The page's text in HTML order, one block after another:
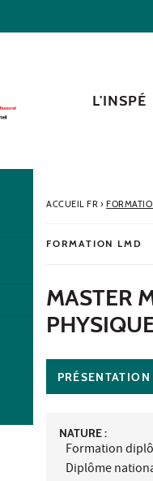
L'INSPÉ
ACCUEIL FR›
FORMATION LMD
MASTER
PRÉSENTATION
NATURE :
Formation
Diplôme